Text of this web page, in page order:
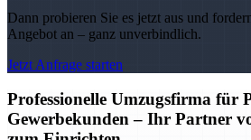
Dann probieren Sie es jetzt aus und
Angebot an – ganz unverbindlich.
Jetzt Anfrage starten
Professionelle Umzugsfirma für
Gewerbekunden – Ihr Partner